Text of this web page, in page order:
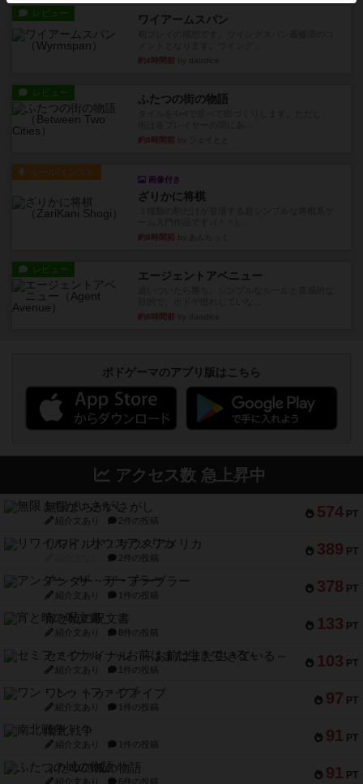
レビュー ワイアームスパン
約4時間前
レビュー ふたつの街の物語
約8時間前
ルール/インスト
画像付き
ざりかに将棋
約8時間前
レビュー エージェントアベニュー
約8時間前
ボドゲーマのアプリ版はこちら
アクセス数 急上昇中
574 PT
無限まちがいさがし
紹介文あり 2件の投稿
389 PT
リワイルド：サウスアメリカ
2件の投稿
378 PT
アンダー・ザ・テーブラー
紹介文あり 1件の投稿
133 PT
宵と暁の呪文書
紹介文あり 8件の投稿
103 PT
セミファイナル ～お前はまだ生きている～
紹介文あり 1件の投稿
97 PT
ワン・トゥ・ファイブ
紹介文あり 1件の投稿
91 PT
南北戦争
紹介文あり 1件の投稿
91 PT
ふたつの城の物語
紹介文あり 6件の投稿